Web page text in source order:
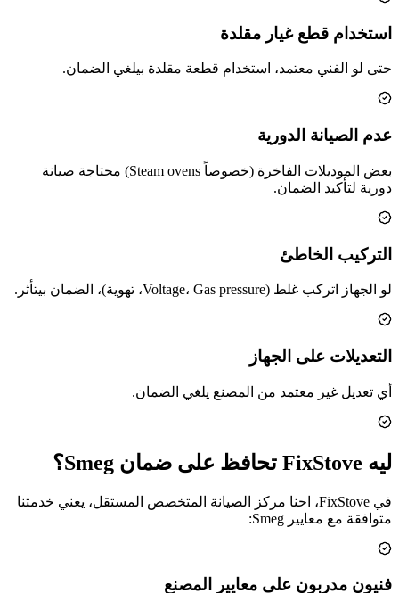
استخدام قطع غيار مقلدة
حتى لو الفني معتمد، استخدام قطعة مقلدة بيلغي الضمان.
عدم الصيانة الدورية
بعض الموديلات الفاخرة (خصوصاً Steam ovens) محتاجة صيانة
دورية لتأكيد الضمان.
التركيب الخاطئ
لو الجهاز اتركب غلط (Voltage، Gas pressure، تهوية)، الضمان بيتأثر.
التعديلات على الجهاز
أي تعديل غير معتمد من المصنع يلغي الضمان.
ليه FixStove تحافظ على ضمان Smeg؟
في FixStove، احنا مركز الصيانة المتخصص المستقل، يعني خدمتنا
متوافقة مع معايير Smeg:
فنيون مدربون على معايير المصنع